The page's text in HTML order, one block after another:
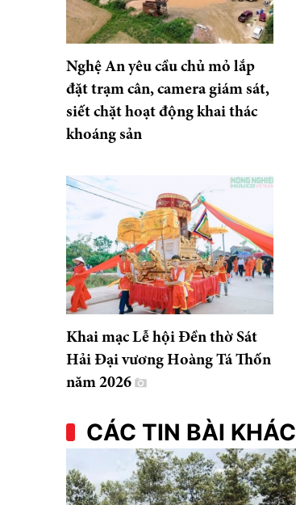
Nghệ An yêu cầu chủ mỏ lắp
đặt trạm cân, camera giám sát,
siết chặt hoạt động khai thác
khoáng sản
Khai mạc Lễ hội Đền thờ Sát
Hải Đại vương Hoàng Tá Thốn
năm 2026
CÁC TIN BÀI KHÁC